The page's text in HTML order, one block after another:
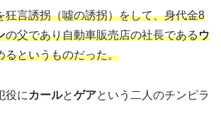
狂言誘拐（噓の誘拐）をして、身代金8
の父であり自動車販売店の社長であるウ
るというものだった。
役に カールとゲアという二人のチンピラ